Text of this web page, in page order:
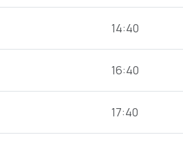
14:40
16:40
17:40